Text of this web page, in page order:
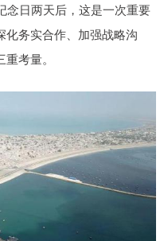
念日两天后，这是一次重要
化务实合作、加强战略沟
考量。